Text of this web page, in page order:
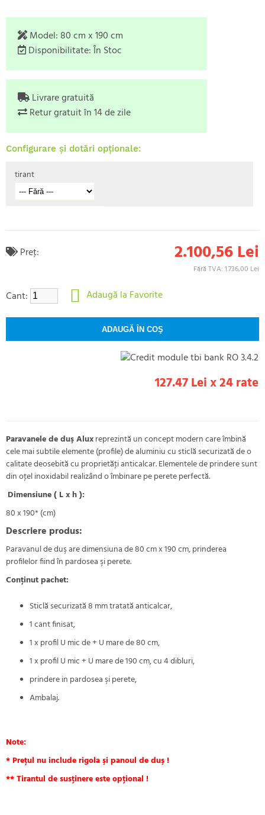
Model: 80 cm x 190 cm
Disponibilitate:În Stoc
Livrare gratuită
Retur gratuit în 14 de zile
Configurare și dotări opționale:
tirant
Preţ: 2.100,56 Lei
Fără TVA: 1.736,00 Lei
Cant: Adaugă la Favorite
127.47 Lei x 24 rate
Paravanele de duş Aluxreprezintă un concept modern care îmbină
cele mai subtile elemente (profile) de aluminiu cu sticlă securizată de o
calitate deosebită cu proprietăţi anticalcar. Elementele de prindere sunt
din oţel inoxidabil realizând o îmbinare pe perete perfectă.
Dimensiune ( L x h ):
80 x 190* (cm)
Descriere produs:
Paravanul de duş are dimensiuna de 80 cm x 190 cm, prinderea
profilelor fiind în pardosea şi perete.
Conţinut pachet:
Sticlă securizată 8 mm tratată anticalcar,
1 cant finisat,
1 x profil U mic de + U mare de 80 cm,
1 x profil U mic + U mare de 190 cm, cu 4 dibluri,
prindere in pardosea şi perete,
Ambalaj.
Note:
* Preţul nu include rigola şi panoul de duş !
** Tirantul de susţinere este opţional !